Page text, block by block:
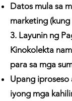
Datos mula sa
marketing
3. Layunin ng
Kinokolekta
para sa mga
Upang
iyong mga